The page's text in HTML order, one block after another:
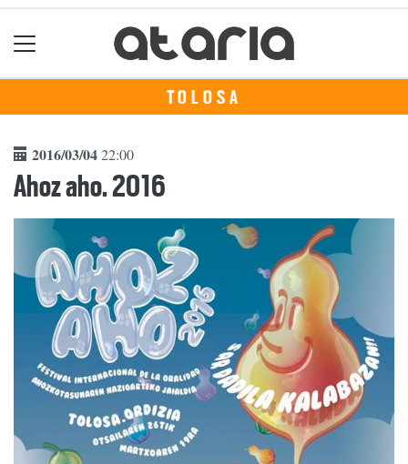
TOLOSA
2016/03/0422:00
Ahoz aho. 2016